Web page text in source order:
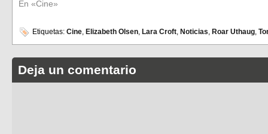
En «Cine»
Etiquetas: Cine, Elizabeth Olsen, Lara Croft, Noticias, Roar Uthaug,
Deja un comentario